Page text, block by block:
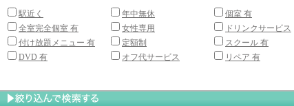
駅近く 年中無休
個室 有
全室完全個室 有 女性専用
ドリンクサービス
付け放題メニュー 有 定額制
スクール 有
DVD 有 オフ代サービス リペア 有